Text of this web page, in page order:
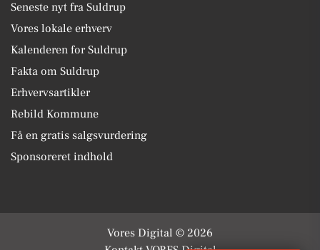
Seneste nyt fra Suldrup
Vores lokale erhverv
Kalenderen for Suldrup
Fakta om Suldrup
Erhvervsartikler
Rebild Kommune
Få en gratis salgsvurdering
Sponsoreret indhold
Vores Digital © 2026